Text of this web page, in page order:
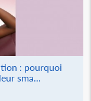
: pourquoi
sma...